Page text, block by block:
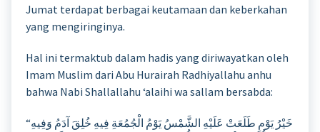
Jumat terdapat berbagai keutamaan dan keberkahan
yang mengiringinya.
Hal ini termaktub dalam hadis yang diriwayatkan oleh
Imam Muslim dari Abu Hurairah Radhiyallahu anhu
bahwa Nabi Shallallahu ‘alaihi wa sallam bersabda:
“خَيْرُ يَوْمٍ طَلَعَتْ عَلَيْهِ الشَّمْسُ يَوْمُ الْجُمُعَةِ فِيهِ خُلِقَ آدَمُ وَفِيهِ